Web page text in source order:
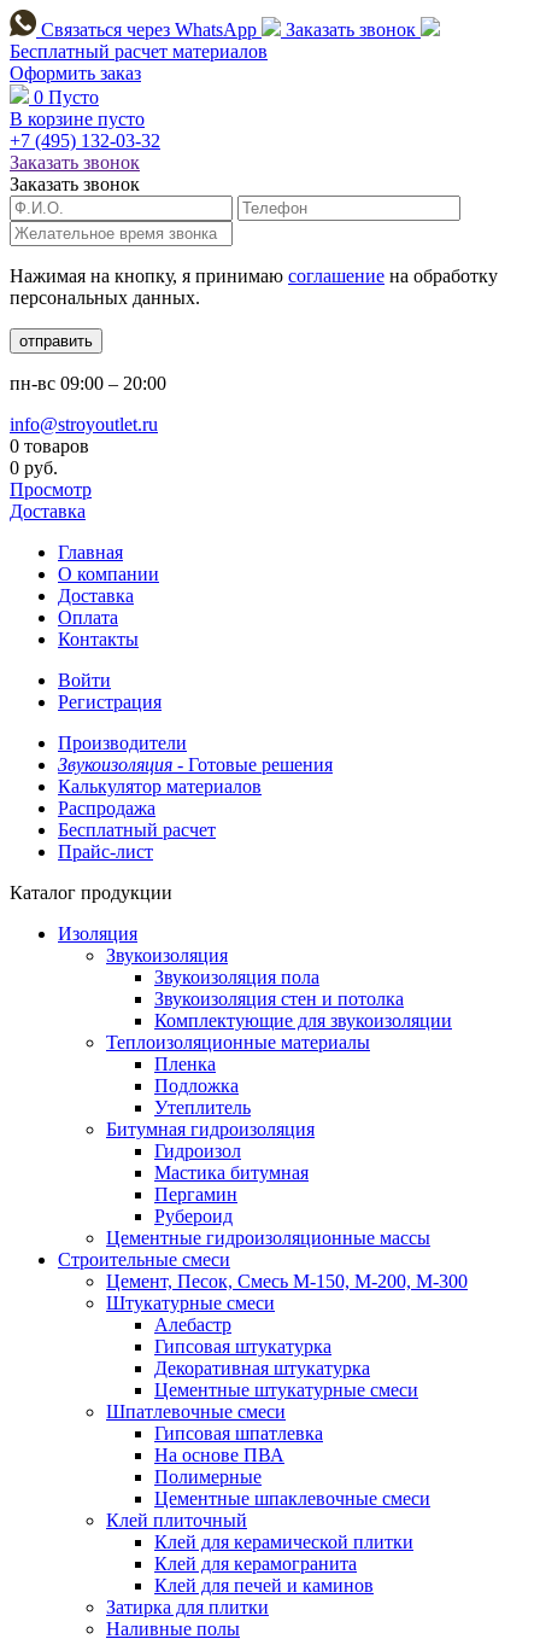
Связаться через WhatsApp
Заказать звонок
Бесплатный расчет материалов
Оформить заказ
0 Пусто
В корзине пусто
+7 (495) 132-03-32
Заказать звонок
Заказать звонок
Нажимая на кнопку, я принимаю соглашение на обработку
персональных данных.
отправить
пн-вс 09:00 – 20:00
info@stroyoutlet.ru
0 товаров
0 руб.
Просмотр
Доставка
Главная
О компании
Доставка
Оплата
Контакты
Войти
Регистрация
Производители
Звукоизоляция - Готовые решения
Калькулятор материалов
Распродажа
Бесплатный расчет
Прайс-лист
Каталог продукции
Изоляция
Звукоизоляция
Звукоизоляция пола
Звукоизоляция стен и потолка
Комплектующие для звукоизоляции
Теплоизоляционные материалы
Пленка
Подложка
Утеплитель
Битумная гидроизоляция
Гидроизол
Мастика битумная
Пергамин
Рубероид
Цементные гидроизоляционные массы
Строительные смеси
Цемент, Песок, Смесь М-150, М-200, М-300
Штукатурные смеси
Алебастр
Гипсовая штукатурка
Декоративная штукатурка
Цементные штукатурные смеси
Шпатлевочные смеси
Гипсовая шпатлевка
На основе ПВА
Полимерные
Цементные шпаклевочные смеси
Клей плиточный
Клей для керамической плитки
Клей для керамогранита
Клей для печей и каминов
Затирка для плитки
Наливные полы